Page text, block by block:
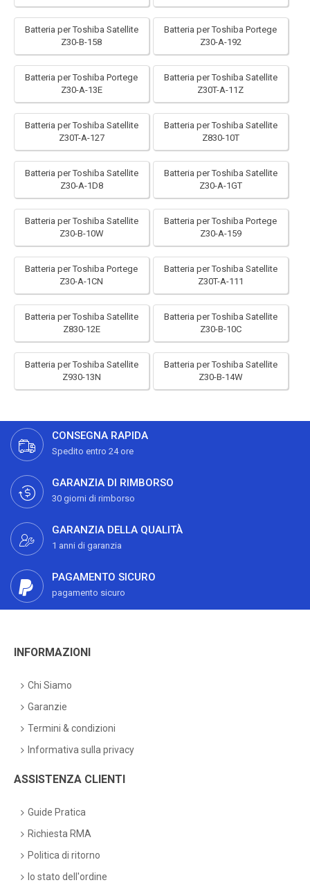
Batteria per Toshiba Satellite
Z30-B-158
Batteria per Toshiba Portege
Z30-A-192
Batteria per Toshiba Portege
Z30-A-13E
Batteria per Toshiba Satellite
Z30T-A-11Z
Batteria per Toshiba Satellite
Z30T-A-127
Batteria per Toshiba Satellite
Z830-10T
Batteria per Toshiba Satellite
Z30-A-1D8
Batteria per Toshiba Satellite
Z30-A-1GT
Batteria per Toshiba Satellite
Z30-B-10W
Batteria per Toshiba Portege
Z30-A-159
Batteria per Toshiba Portege
Z30-A-1CN
Batteria per Toshiba Satellite
Z30T-A-111
Batteria per Toshiba Satellite
Z830-12E
Batteria per Toshiba Satellite
Z30-B-10C
Batteria per Toshiba Satellite
Z930-13N
Batteria per Toshiba Satellite
Z30-B-14W
CONSEGNA RAPIDA
Spedito entro 24 ore
GARANZIA DI RIMBORSO
30 giorni di rimborso
GARANZIA DELLA QUALITÀ
1 anni di garanzia
PAGAMENTO SICURO
pagamento sicuro
INFORMAZIONI
Chi Siamo
Garanzie
Termini & condizioni
Informativa sulla privacy
ASSISTENZA CLIENTI
Guide Pratica
Richiesta RMA
Politica di ritorno
lo stato dell'ordine